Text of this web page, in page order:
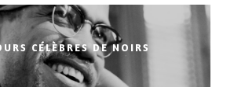
CÉLÈBRES DE NOIRS